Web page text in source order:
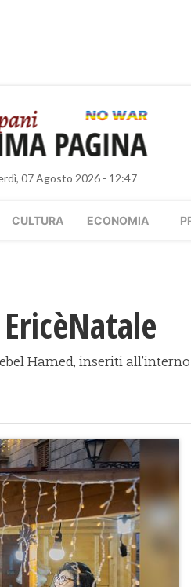
07 Agosto 2026 - 12:47
CULTURA ECONOMIA
Hamed, inseriti